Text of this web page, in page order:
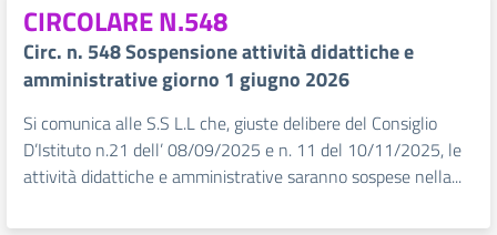
CIRCOLARE N.548
Circ. n. 548 Sospensione attività didattiche e
amministrative giorno 1 giugno 2026
Si comunica alle S.S L.L che, giuste delibere del Consiglio
D’Istituto n.21 dell’ 08/09/2025 e n. 11 del 10/11/2025, le
attività didattiche e amministrative saranno sospese nella...